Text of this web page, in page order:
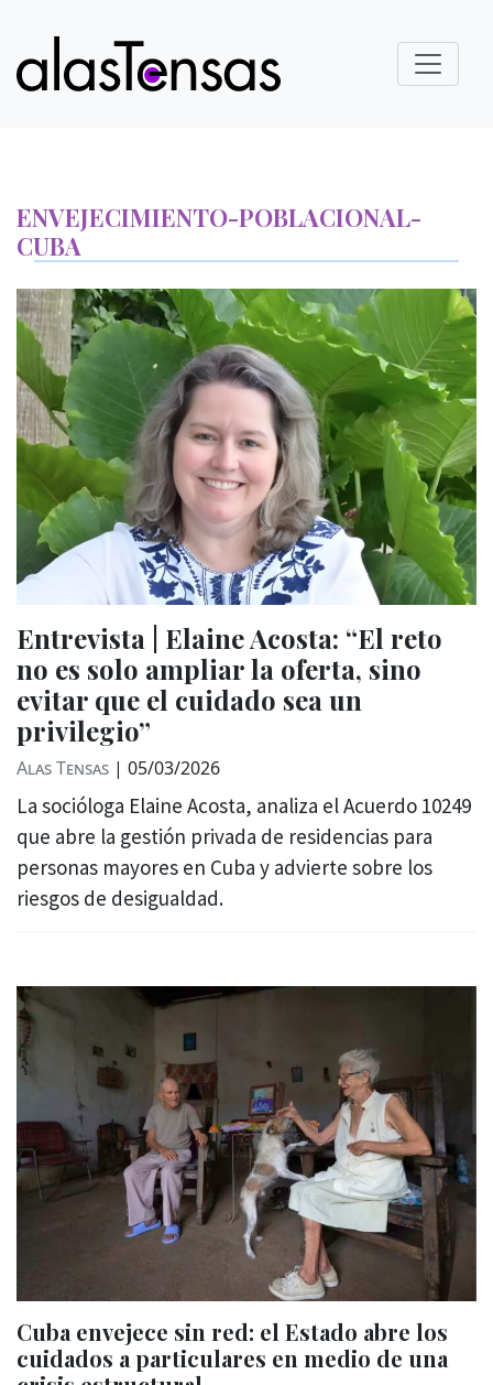
ENVEJECIMIENTO-POBLACIONAL-
CUBA
Entrevista | Elaine Acosta: “El reto
no es solo ampliar la oferta, sino
evitar que el cuidado sea un
privilegio”
Alas Tensas | 05/03/2026
La socióloga Elaine Acosta, analiza el Acuerdo 10249
que abre la gestión privada de residencias para
personas mayores en Cuba y advierte sobre los
riesgos de desigualdad.
Cuba envejece sin red: el Estado abre los
cuidados a particulares en medio de una